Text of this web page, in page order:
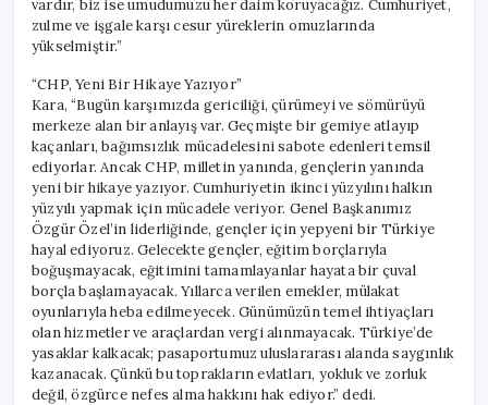
vardır, biz ise umudumuzu her daim koruyacağız. Cumhuriyet,
zulme ve işgale karşı cesur yüreklerin omuzlarında
yükselmiştir.”
“CHP, Yeni Bir Hikaye Yazıyor”
Kara, “Bugün karşımızda gericiliği, çürümeyi ve sömürüyü
merkeze alan bir anlayış var. Geçmişte bir gemiye atlayıp
kaçanları, bağımsızlık mücadelesini sabote edenleri temsil
ediyorlar. Ancak CHP, milletin yanında, gençlerin yanında
yeni bir hikaye yazıyor. Cumhuriyetin ikinci yüzyılını halkın
yüzyılı yapmak için mücadele veriyor. Genel Başkanımız
Özgür Özel’in liderliğinde, gençler için yepyeni bir Türkiye
hayal ediyoruz. Gelecekte gençler, eğitim borçlarıyla
boğuşmayacak, eğitimini tamamlayanlar hayata bir çuval
borçla başlamayacak. Yıllarca verilen emekler, mülakat
oyunlarıyla heba edilmeyecek. Günümüzün temel ihtiyaçları
olan hizmetler ve araçlardan vergi alınmayacak. Türkiye’de
yasaklar kalkacak; pasaportumuz uluslararası alanda saygınlık
kazanacak. Çünkü bu toprakların evlatları, yokluk ve zorluk
değil, özgürce nefes alma hakkını hak ediyor.” dedi.